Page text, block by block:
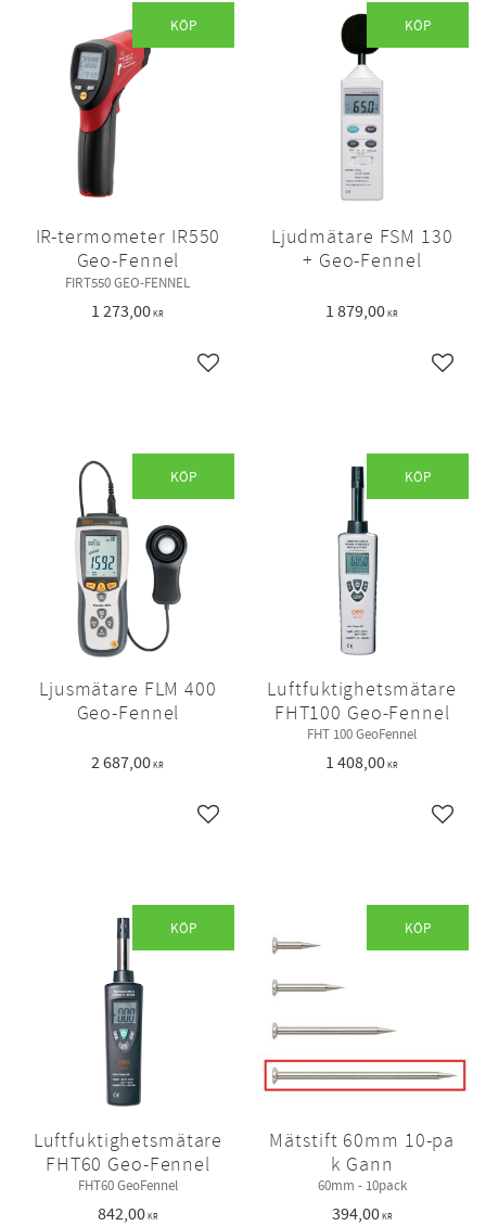
IR-termometer IR550
Geo-Fennel
FIRT550 GEO-FENNEL
1 273,00KR
Lägg till i favoriter
KÖP
Ljudmätare FSM 130
+ Geo-Fennel
1 879,00KR
Lägg
KÖP
Ljusmätare FLM 400
Geo-Fennel
2 687,00KR
Lägg till i favoriter
KÖP
Luftfuktighetsmätare
FHT100 Geo-Fennel
FHT 100 GeoFennel
1 408,00KR
Lägg
KÖP
Luftfuktighetsmätare
FHT60 Geo-Fennel
FHT60 GeoFennel
842,00KR
KÖP
Mätstift 60mm 10-pa
k Gann
60mm - 10pack
394,00KR
KÖP